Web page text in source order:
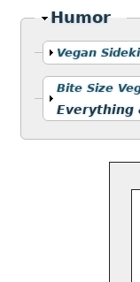
Ocultar
Humor
Mostrar
Vegan
Mostrar
Bite Size
Everything